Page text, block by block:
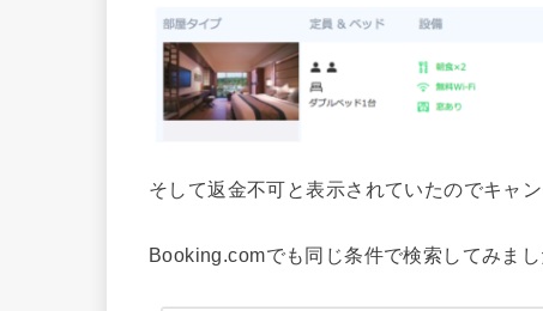
そして返金不可と表示されていたのでキャ
Booking.comでも同じ条件で検索してみまし